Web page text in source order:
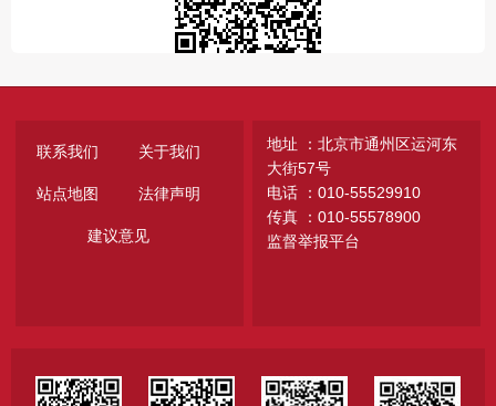
联系我们 关于我们
站点地图 法律声明
建议意见
地址 ：北京市通州区运河东
大街57号
电话 ：010-55529910
传真 ：010-55578900
监督举报平台